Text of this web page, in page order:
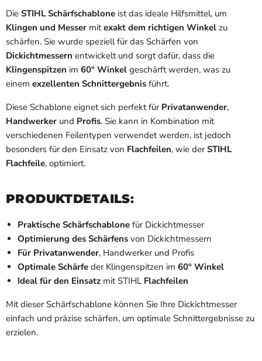
Die STIHL Schärfschablone ist das ideale Hilfsmittel, um
Klingen und Messer mitexakt dem richtigen Winkel zu
schärfen. Sie wurde speziell für das Schärfen von
Dickichtmessern entwickelt und sorgt dafür, dass die
Klingenspitzen im 60° Winkel geschärft werden, was zu
einem exzellenten Schnittergebnis führt.
Diese Schablone eignet sich perfekt für Privatanwender,
Handwerker und Profis. Sie kann in Kombination mit
verschiedenen Feilentypen verwendet werden, ist jedoch
besonders für den Einsatz von Flachfeilen, wie derSTIHL
Flachfeile, optimiert.
PRODUKTDETAILS:
Praktische Schärfschablone für Dickichtmesser
Optimierung des Schärfens von Dickichtmessern
Für Privatanwender, Handwerker und Profis
Optimale Schärfe der Klingenspitzen im 60° Winkel
Ideal für den Einsatz mit STIHL Flachfeilen
Mit dieser Schärfschablone können Sie Ihre Dickichtmesser
einfach und präzise schärfen, um optimale Schnittergebnisse zu
erzielen.